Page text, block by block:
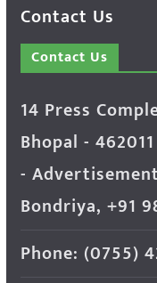
Contact Us
Contact Us
14 Press
Bhopal -
-
Bondriya, +91
Phone: (0755)